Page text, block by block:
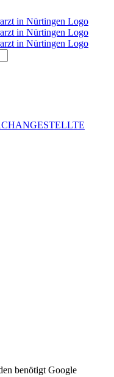
benötigt Google